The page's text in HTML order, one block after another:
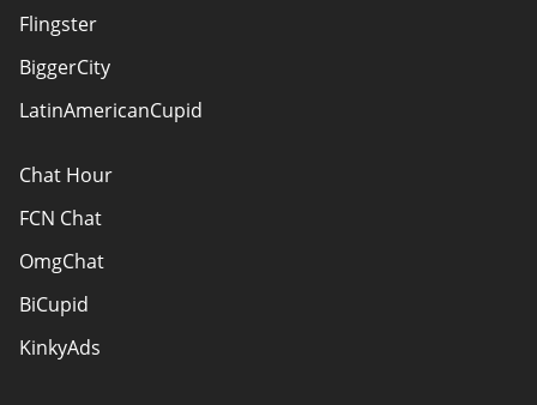
Flingster
BiggerCity
LatinAmericanCupid
Chat Hour
FCN Chat
OmgChat
BiCupid
KinkyAds